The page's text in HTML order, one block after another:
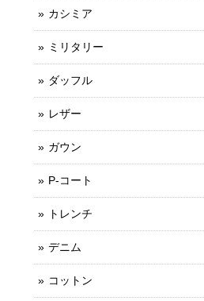
カシミア
ミリタリー
ダッフル
レザー
ガウン
P-コート
トレンチ
デニム
コットン